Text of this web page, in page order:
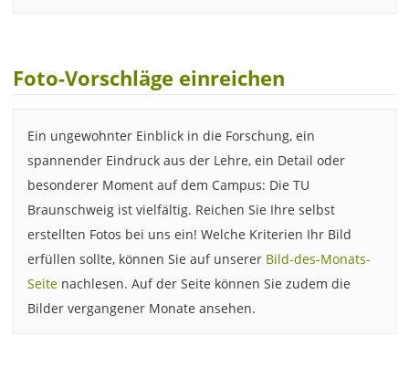
Foto-Vorschläge einreichen
Ein ungewohnter Einblick in die Forschung, ein
spannender Eindruck aus der Lehre, ein Detail oder
besonderer Moment auf dem Campus: Die TU
Braunschweig ist vielfältig. Reichen Sie Ihre selbst
erstellten Fotos bei uns ein! Welche Kriterien Ihr Bild
erfüllen sollte, können Sie auf unserer Bild-des-Monats-
Seitenachlesen. Auf der Seite können Sie zudem die
Bilder vergangener Monate ansehen.